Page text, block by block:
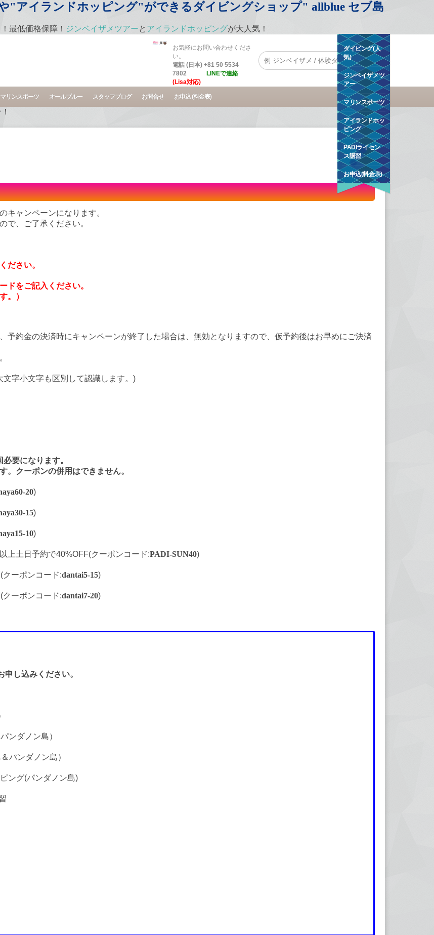
"アイランドホッピング"ができるダイビングショップ" allblue セブ島
最低価格保障！ ジンベイザメツアーと アイランドホッピングが大人気！
ダイビング(人
気)
ジンベイザメツ
アー
マリンスポーツ
アイランドホッ
ピング
PADIライセン
ス講習
お申込(料金表)
お気軽にお問い合わせくださ
い。
電話 (日本) +81 50 5534
7802
LINEで連絡
(Lisa対応)
マリンスポーツ オールブルー スタッフブログ お問合せ お申込 (料金表)
キャンペーンになります。
で、ご了承ください。
ださい。
ドをご記入ください。
。）
予約金の決済時にキャンペーンが終了した場合は、無効となりますので、仮予約後はお早めにご決済
文字小文字も区別して認識します。)
要になります。
。クーポンの併用はできません。
20)
15)
10)
上土日予約で40%OFF(クーポンコード:PADI-SUN40)
クーポンコード:dantai5-15)
クーポンコード:dantai7-20)
し込みください。
ンダノン島）
パンダノン島）
ング(パンダノン島)